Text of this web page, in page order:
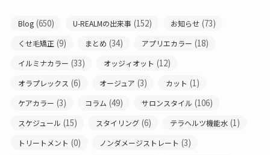
Blog (650) U-REALMの出来事 (152) お知らせ (73)
くせ毛矯正 (9) まとめ (34) アプリエカラー (18)
イルミナカラー (33) オッジィオット (12)
オラプレックス (6) オージュア (3) カット (1)
ケアカラー (3) コラム (49) サロンスタイル (106)
スケジュール (15) スタイリング (6) テラヘルツ機能水 (1)
トリートメント (0) ノンダメージストレート (3)